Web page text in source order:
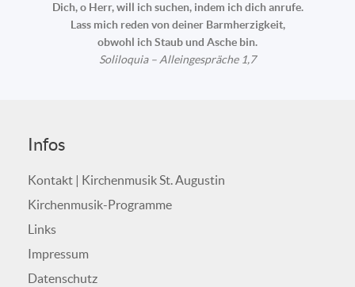
Dich, o Herr, will ich suchen, indem ich dich anrufe.
Lass mich reden von deiner Barmherzigkeit,
obwohl ich Staub und Asche bin.
Soliloquia – Alleingespräche 1,7
Infos
Kontakt | Kirchenmusik St. Augustin
Kirchenmusik-Programme
Links
Impressum
Datenschutz